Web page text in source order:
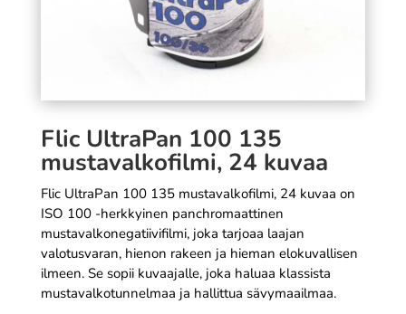
Flic UltraPan 100 135
mustavalkofilmi, 24 kuvaa
Flic UltraPan 100 135 mustavalkofilmi, 24 kuvaa on
ISO 100 -herkkyinen panchromaattinen
mustavalkonegatiivifilmi, joka tarjoaa laajan
valotusvaran, hienon rakeen ja hieman elokuvallisen
ilmeen. Se sopii kuvaajalle, joka haluaa klassista
mustavalkotunnelmaa ja hallittua sävymaailmaa.